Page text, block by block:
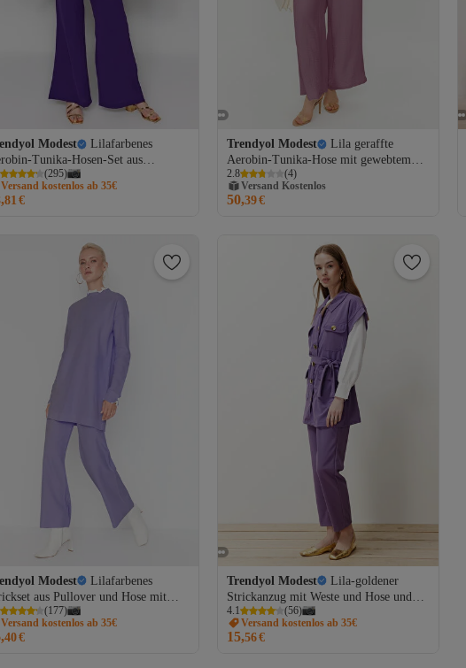
Modest
Lilafarbenes
Tunika-Hosen-Set aus
Fledermausärmeln
(295)
Versand kostenlos ab 35€
81 €
Trendyol Modest
Lila geraffte
Aerobin-Tunika-Hose mit gewebtem
Unterteil und Oberteil, Set
TCTSS24US00009
2.8 (4)
Versand Kostenlos
Gratis Versand
Versand Kostenlos
50,39€
Modest
Lilafarbenes
aus Pullover und Hose mit
und Tülldetails
(177)
Versand kostenlos ab 35€
40€
Trendyol Modest
Lila-goldener
Strickanzug mit Weste und Hose und
Knöpfen TCTAW22US0062
4.1 (56)
Versand kostenlos ab 35€
15,56€